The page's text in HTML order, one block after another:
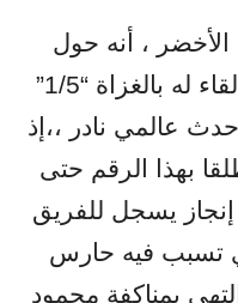
، أنه حول
الصفعة التي تلقاها في أول لقاء له بالغزاة “1/5”
عالمي نادر ،،إذ
بهذا الرقم حتى
إنجاز يسجل للفريق
تسبب فيه حارس
بمناكفة محمود